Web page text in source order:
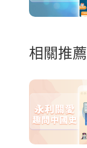
相關推薦